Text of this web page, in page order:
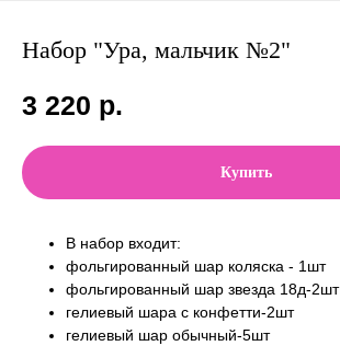
Набор "Ура, мальчик №2"
3 220 р.
Купить
В набор входит:
фольгированный шар коляска - 1шт
фольгированный шар звезда 18д-2шт
гелиевый шара с конфетти-2шт
гелиевый шар обычный-5шт